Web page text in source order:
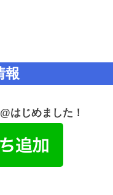
報
はじめました！